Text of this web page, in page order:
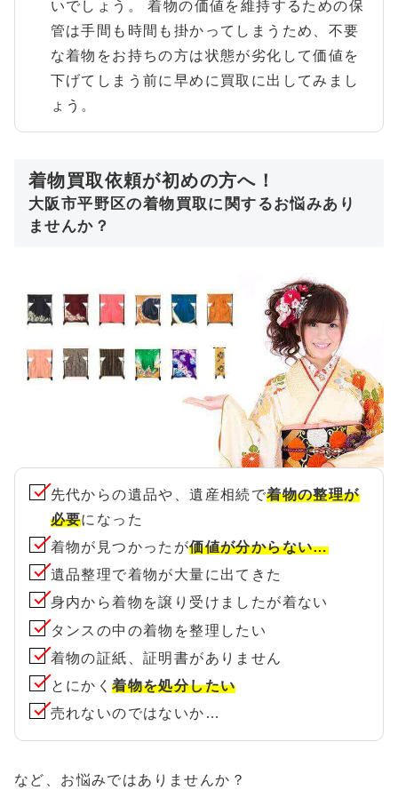
いでしょう。 着物の価値を維持するための保
管は手間も時間も掛かってしまうため、不要
な着物をお持ちの方は状態が劣化して価値を
下げてしまう前に早めに買取に出してみまし
ょう。
着物買取依頼が初めの方へ！
大阪市平野区の着物買取に関するお悩みあり
ませんか？
先代からの遺品や、遺産相続で着物の整理が
必要になった
着物が見つかったが価値が分からない…
遺品整理で着物が大量に出てきた
身内から着物を譲り受けましたが着ない
タンスの中の着物を整理したい
着物の証紙、証明書がありません
とにかく着物を処分したい
売れないのではないか…
など、お悩みではありませんか？